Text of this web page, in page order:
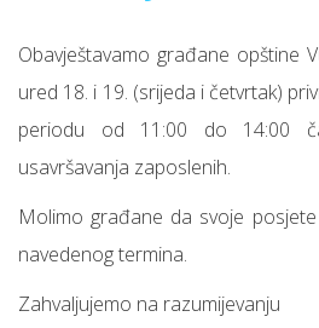
Obavještavamo građane opštine
ured 18. i 19. (srijeda i četvrtak)
periodu od 11:00 do 14:00
usavršavanja zaposlenih.
Molimo građane da svoje
navedenog termina.
Zahvaljujemo na razumijevanju